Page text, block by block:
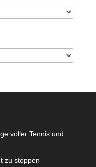
voller Tennis und
zu stoppen